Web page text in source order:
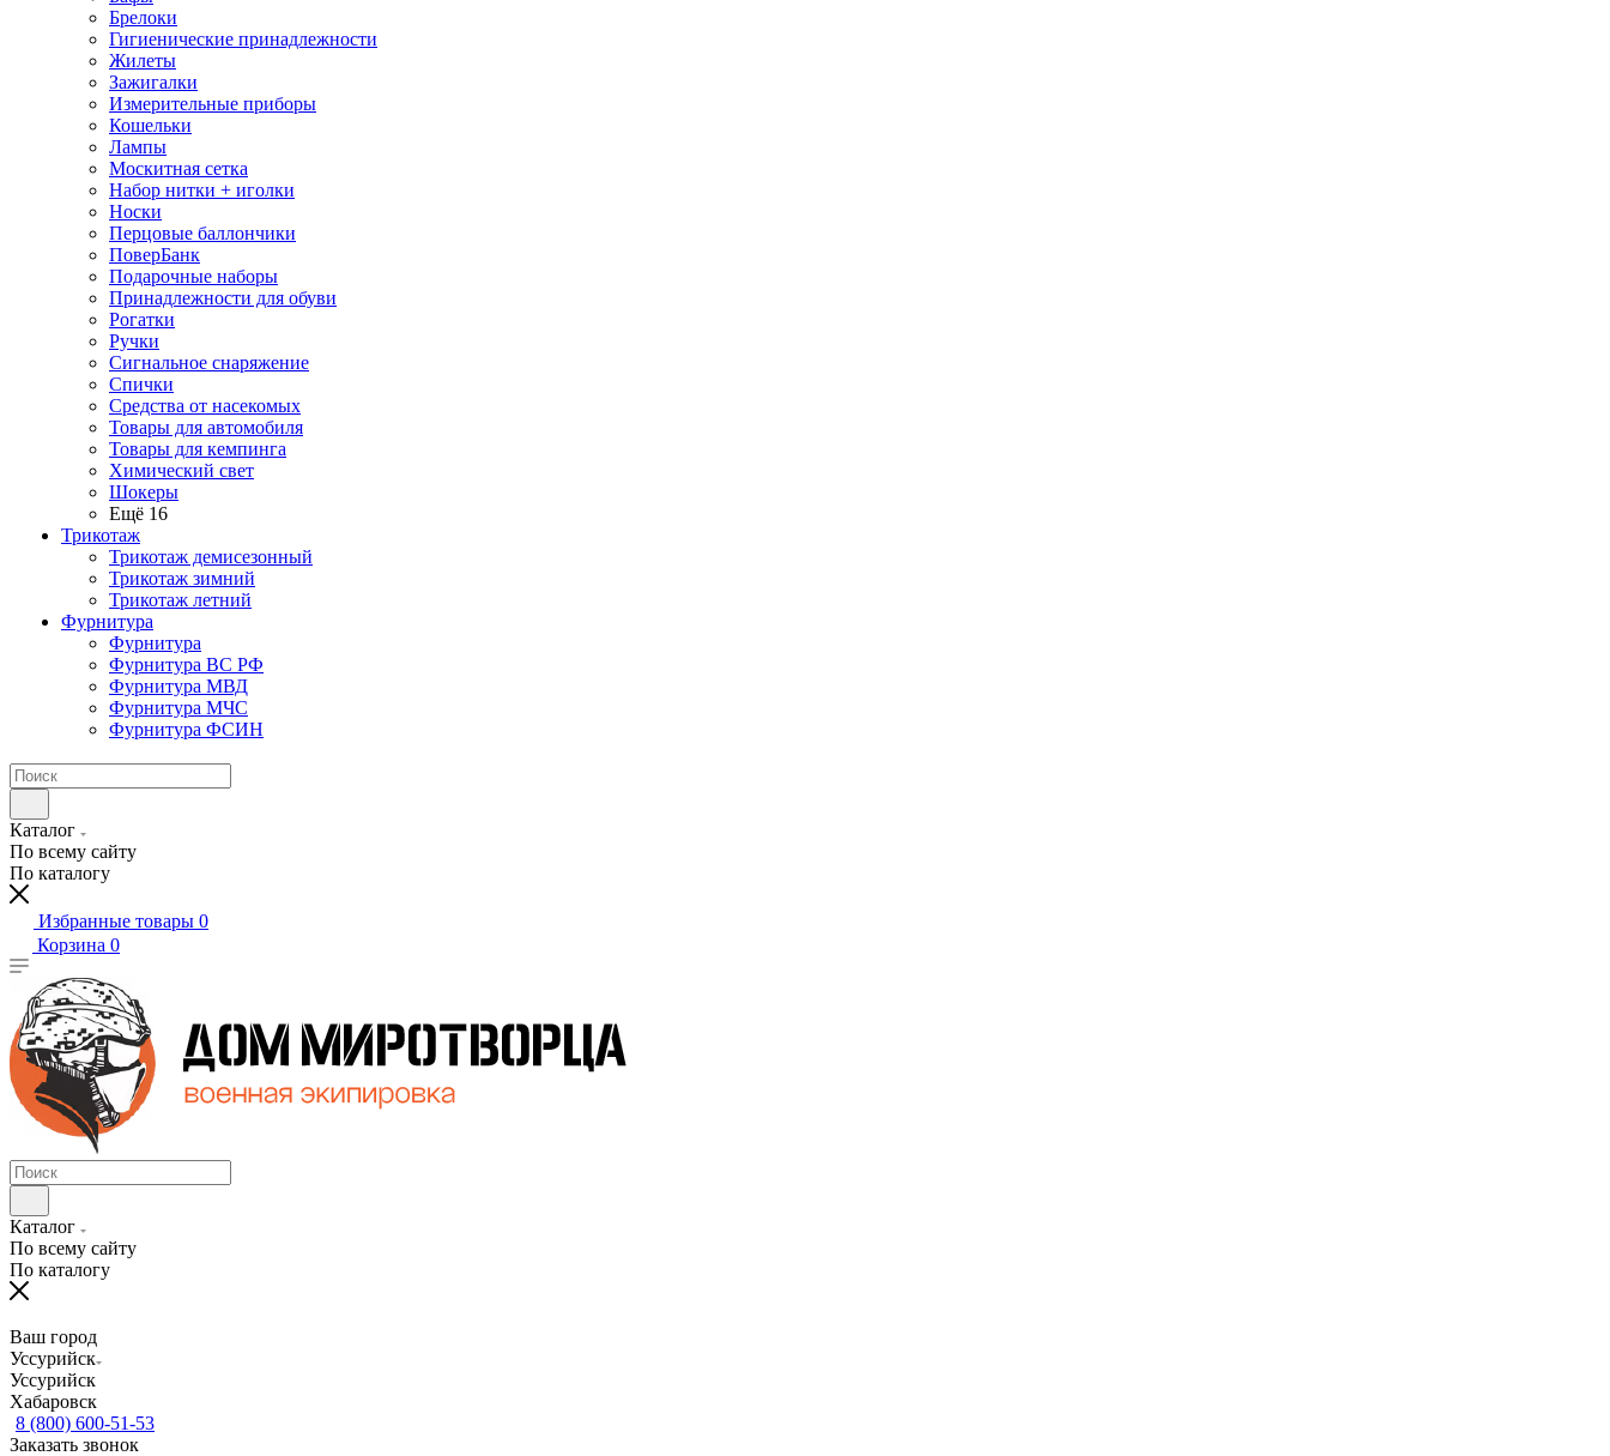
Брелоки
Гигиенические принадлежности
Жилеты
Зажигалки
Измерительные приборы
Кошельки
Лампы
Москитная сетка
Набор нитки + иголки
Носки
Перцовые баллончики
ПоверБанк
Подарочные наборы
Принадлежности для обуви
Рогатки
Ручки
Сигнальное снаряжение
Спички
Средства от насекомых
Товары для автомобиля
Товары для кемпинга
Химический свет
Шокеры
Ещё 16
Трикотаж
Трикотаж демисезонный
Трикотаж зимний
Трикотаж летний
Фурнитура
Фурнитура
Фурнитура ВС РФ
Фурнитура МВД
Фурнитура МЧС
Фурнитура ФСИН
Каталог
По всему сайту
По каталогу
Избранные товары 0
Корзина 0
Каталог
По всему сайту
По каталогу
Ваш город
Уссурийск
Уссурийск
Хабаровск
8 (800) 600-51-53
Заказать звонок